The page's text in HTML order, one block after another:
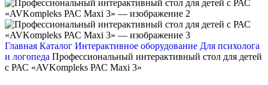
Главная Каталог Интерактивное оборудование Для психолога
и логопеда Профессиональный интерактивный стол для детей
с РАС «AVKompleks РАС Maxi 3»